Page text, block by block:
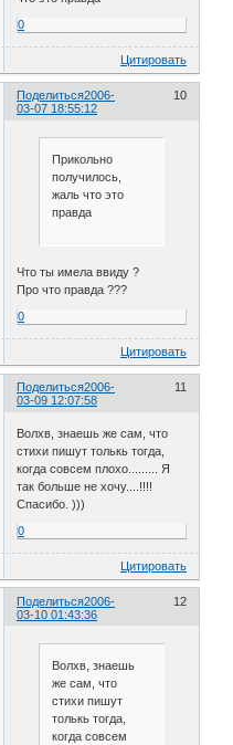
0
Цитировать
Поделиться 10
2006-
03-07 18:55:12
Прикольно
получилось,
жаль что это
правда
Что ты имела ввиду ?
Про что правда ???
0
Цитировать
Поделиться 11
2006-
03-09 12:07:58
Волхв, знаешь же сам, что
стихи пишут толькь тогда,
когда совсем плохо......... Я
так больше не хочу....!!!!
Спасибо. )))
0
Цитировать
Поделиться 12
2006-
03-10 01:43:36
Волхв, знаешь
же сам, что
стихи пишут
толькь тогда,
когда совсем